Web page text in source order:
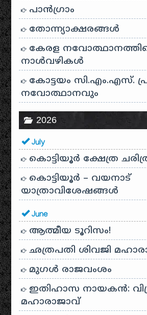
പാന്‍ഗ്രാം
തോന്ന്യാക്ഷരങ്ങള്‍
കേരള
നാൾവഴികൾ
കോട്ടയം സി.എം.എസ്.
നവോത്ഥാനവും
2026
July
കൊട്ടിയൂർ ക്ഷേത്ര
കൊട്ടിയൂർ – വയനാട്
യാത്രാവിശേഷങ്ങൾ
June
ആത്മീയ ടൂറിസം!
ഛത്രപതി ശിവജി
മുഗൾ രാജവംശം
ഇതിഹാസ നായകൻ:
മഹാരാജാവ്